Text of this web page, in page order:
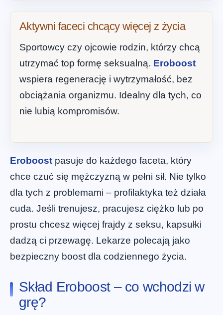
Aktywni faceci chcący więcej z życia
Sportowcy czy ojcowie rodzin, którzy chcą
utrzymać top formę seksualną. Eroboost
wspiera regenerację i wytrzymałość, bez
obciążania organizmu. Idealny dla tych, co
nie lubią kompromisów.
Eroboost pasuje do każdego faceta, który
chce czuć się mężczyzną w pełni sił. Nie tylko
dla tych z problemami – profilaktyka też działa
cuda. Jeśli trenujesz, pracujesz ciężko lub po
prostu chcesz więcej frajdy z seksu, kapsułki
dadzą ci przewagę. Lekarze polecają jako
bezpieczny boost dla codziennego życia.
Skład Eroboost – co wchodzi w
grę?